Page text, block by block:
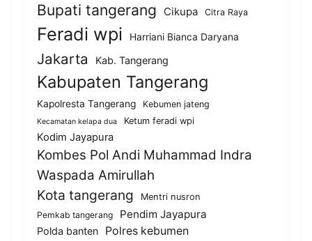
Bupati tangerang Cikupa Citra Raya
Feradi wpi Harriani Bianca Daryana
Jakarta Kab. Tangerang
Kabupaten Tangerang
Kapolresta Tangerang Kebumen jateng
Kecamatan kelapa dua Ketum feradi wpi
Kodim Jayapura
Kombes Pol Andi Muhammad Indra
Waspada Amirullah
Kota tangerang
Mentri nusron
Pemkab tangerang
Pendim Jayapura
Polda banten Polres kebumen